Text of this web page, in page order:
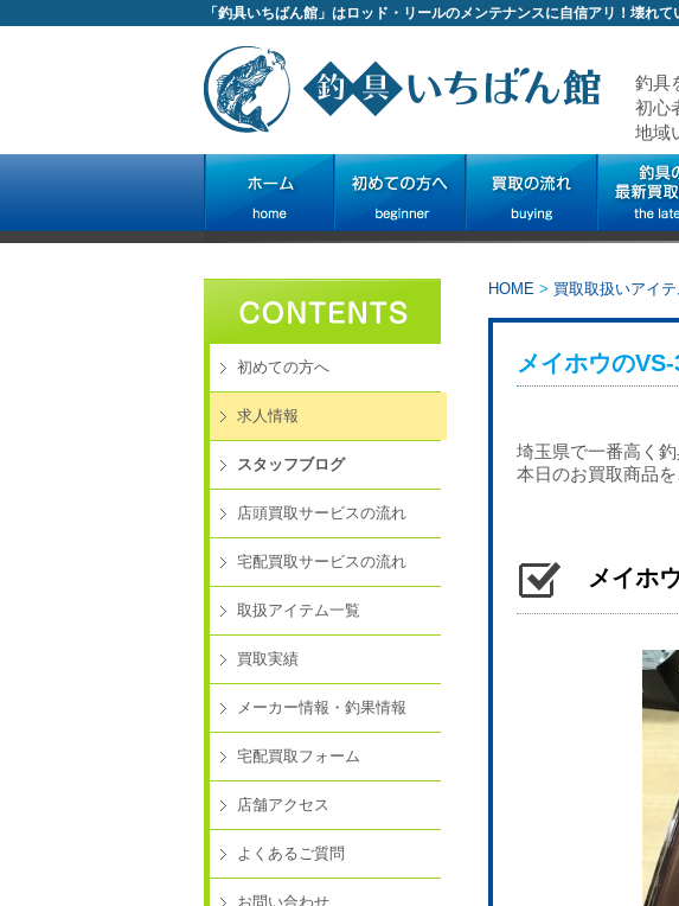
「釣具いちばん館」はロッド・リールのメンテナンスに自信アリ！壊れて
釣具
初心
地域
HOME > 買取取扱いアイテ
メイホウの
埼玉県で一番高く
本日のお買取商品を
メイホ
初めての方へ
求人情報
スタッフブログ
店頭買取サービスの流れ
宅配買取サービスの流れ
取扱アイテム一覧
買取実績
メーカー情報・釣果情報
宅配買取フォーム
店舗アクセス
よくあるご質問
お問い合わせ